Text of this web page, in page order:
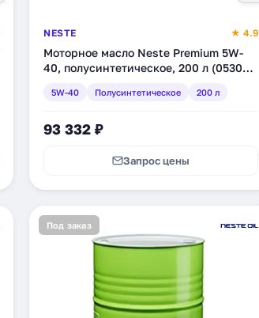
NESTE ★ 4.9
Моторное масло Neste Premium 5W-
40, полусинтетическое, 200 л (0530
5W-40 Полусинтетическое 200 л
93 332 ₽
Запрос цены
Под заказ